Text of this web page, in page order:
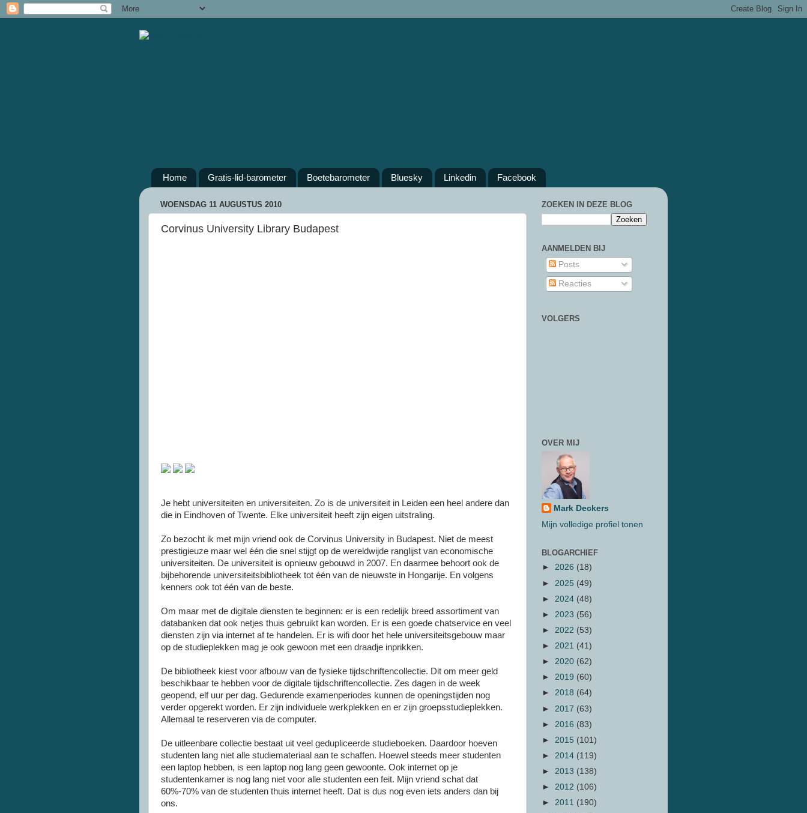
Home Gratis-lid-barometer Boetebarometer Bluesky Linkedin Facebook
WOENSDAG 11 AUGUSTUS 2010
Corvinus University Library Budapest
Je hebt universiteiten en universiteiten. Zo is de universiteit in Leiden een heel andere dan
die in Eindhoven ofTwente. Elke universiteit heeft zijn eigen uitstraling.
Zo bezocht ik met mijn vriend ook de Corvinus University in Budapest. Niet de meest
prestigieuze maar wel één die snel stijgt op de wereldwijde ranglijst van economische
universiteiten. De universiteit is opnieuw gebouwd in 2007. En daarmee behoort ook de
bijbehorende universiteitsbibliotheek tot één van de nieuwste in Hongarije. En volgens
kenners ook tot één van de beste.
Om maar met de digitale diensten te beginnen: er is een redelijk breed assortiment van
databanken dat ook netjes thuis gebruikt kan worden. Er is een goede chatservice en veel
diensten zijn via internet af te handelen. Er is wifi door het hele universiteitsgebouw maar
op de studieplekken mag je ook gewoon met een draadje inprikken.
De bibliotheek kiest voor afbouw van de fysieke tijdschriftencollectie. Dit om meer geld
beschikbaar te hebben voor de digitale tijdschriftencollectie. Zes dagen in de week
geopend, elf uur per dag. Gedurende examenperiodes kunnen de openingstijden nog
verder opgerekt worden. Er zijn individuele werkplekken en er zijn groepsstudieplekken.
Allemaal te reserveren via de computer.
De uitleenbare collectie bestaat uit veel gedupliceerde studieboeken. Daardoor hoeven
studenten lang niet alle studiemateriaal aan te schaffen. Hoewel steeds meer studenten
een laptop hebben, is een laptop nog lang geen gewoonte. Ook internet op je
studentenkamer is nog lang niet voor alle studenten een feit. Mijn vriend schat dat
60%-70% van de studenten thuis internet heeft. Dat is dus nog even iets anders dan bij
ons.
ZOEKEN IN DEZE BLOG
AANMELDEN BIJ
Posts
Reacties
VOLGERS
OVER MIJ
Mark Deckers
Mijn volledige profiel tonen
BLOGARCHIEF
► 2026 (18)
► 2025 (49)
► 2024 (48)
► 2023 (56)
► 2022 (53)
► 2021 (41)
► 2020 (62)
► 2019 (60)
► 2018 (64)
► 2017 (63)
► 2016 (83)
► 2015 (101)
► 2014 (119)
► 2013 (138)
► 2012 (106)
► 2011 (190)